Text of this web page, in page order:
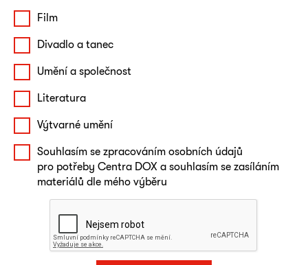
Film
Divadlo a tanec
Umění a společnost
Literatura
Výtvarné umění
Souhlasím se zpracováním osobních údajů
pro potřeby Centra DOX a souhlasím se zasíláním
materiálů dle mého výběru